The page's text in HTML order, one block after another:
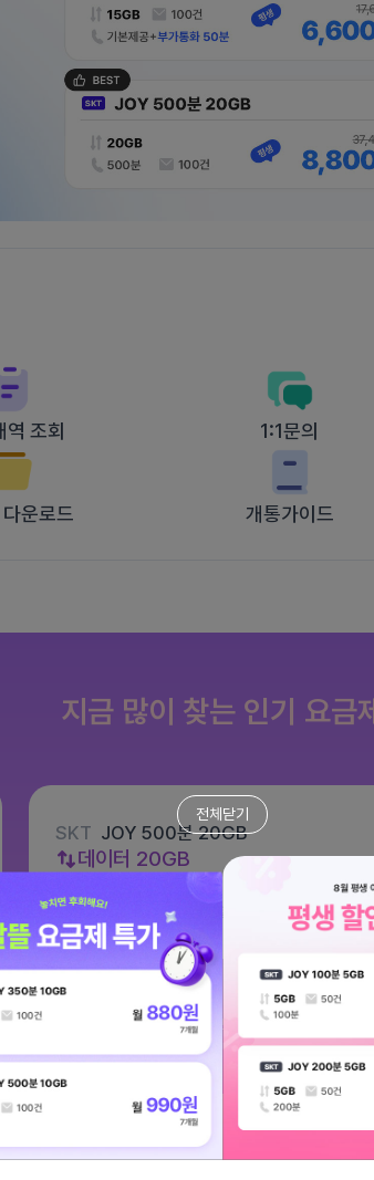
역 조회 1:1문의
운로드 개통가이드
지금 많이 찾는 인기 요금제
SKT JOY 500분 20GB
데이터 20GB
문자 100건
월 8,800원
전체보기
전체닫기